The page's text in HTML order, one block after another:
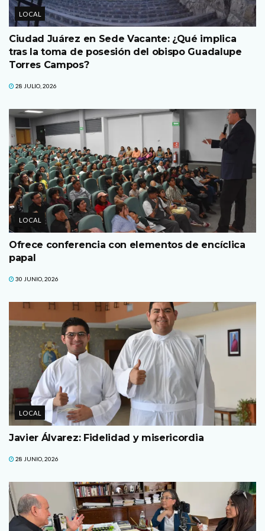
LOCAL
Ciudad Juárez en Sede Vacante: ¿Qué implica
tras la toma de posesión del obispo Guadalupe
Torres Campos?
28 JULIO, 2026
LOCAL
Ofrece conferencia con elementos de encíclica
papal
30 JUNIO, 2026
LOCAL
Javier Álvarez: Fidelidad y misericordia
28 JUNIO, 2026